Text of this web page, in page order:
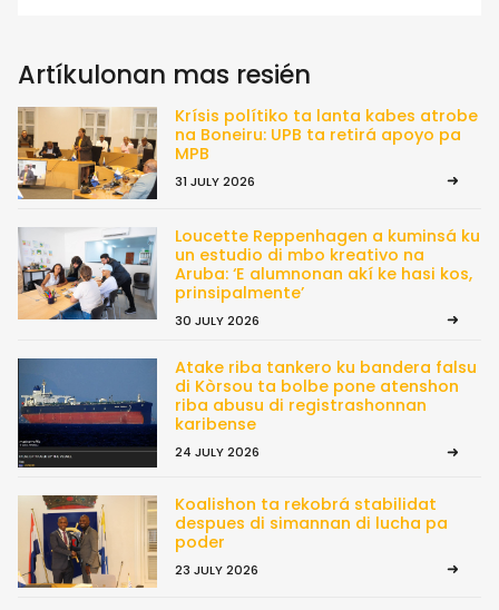
Artíkulonan mas resién
Krísis polítiko ta lanta kabes atrobe
na Boneiru: UPB ta retirá apoyo pa
MPB
31 JULY 2026
Loucette Reppenhagen a kuminsá ku
un estudio di mbo kreativo na
Aruba: ‘E alumnonan akí ke hasi kos,
prinsipalmente’
30 JULY 2026
Atake riba tankero ku bandera falsu
di Kòrsou ta bolbe pone atenshon
riba abusu di registrashonnan
karibense
24 JULY 2026
Koalishon ta rekobrá stabilidat
despues di simannan di lucha pa
poder
23 JULY 2026